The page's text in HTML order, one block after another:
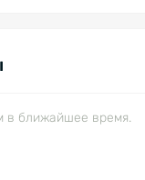
в ближайшее время.